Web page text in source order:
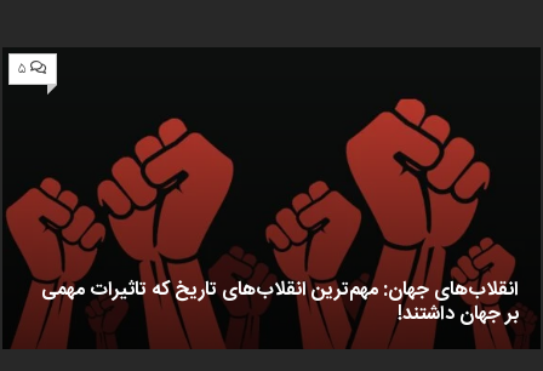
۵
انقلاب‌های جهان: مهم‌ترین انقلاب‌های تاریخ که تاثیرات مهمی
بر جهان داشتند!